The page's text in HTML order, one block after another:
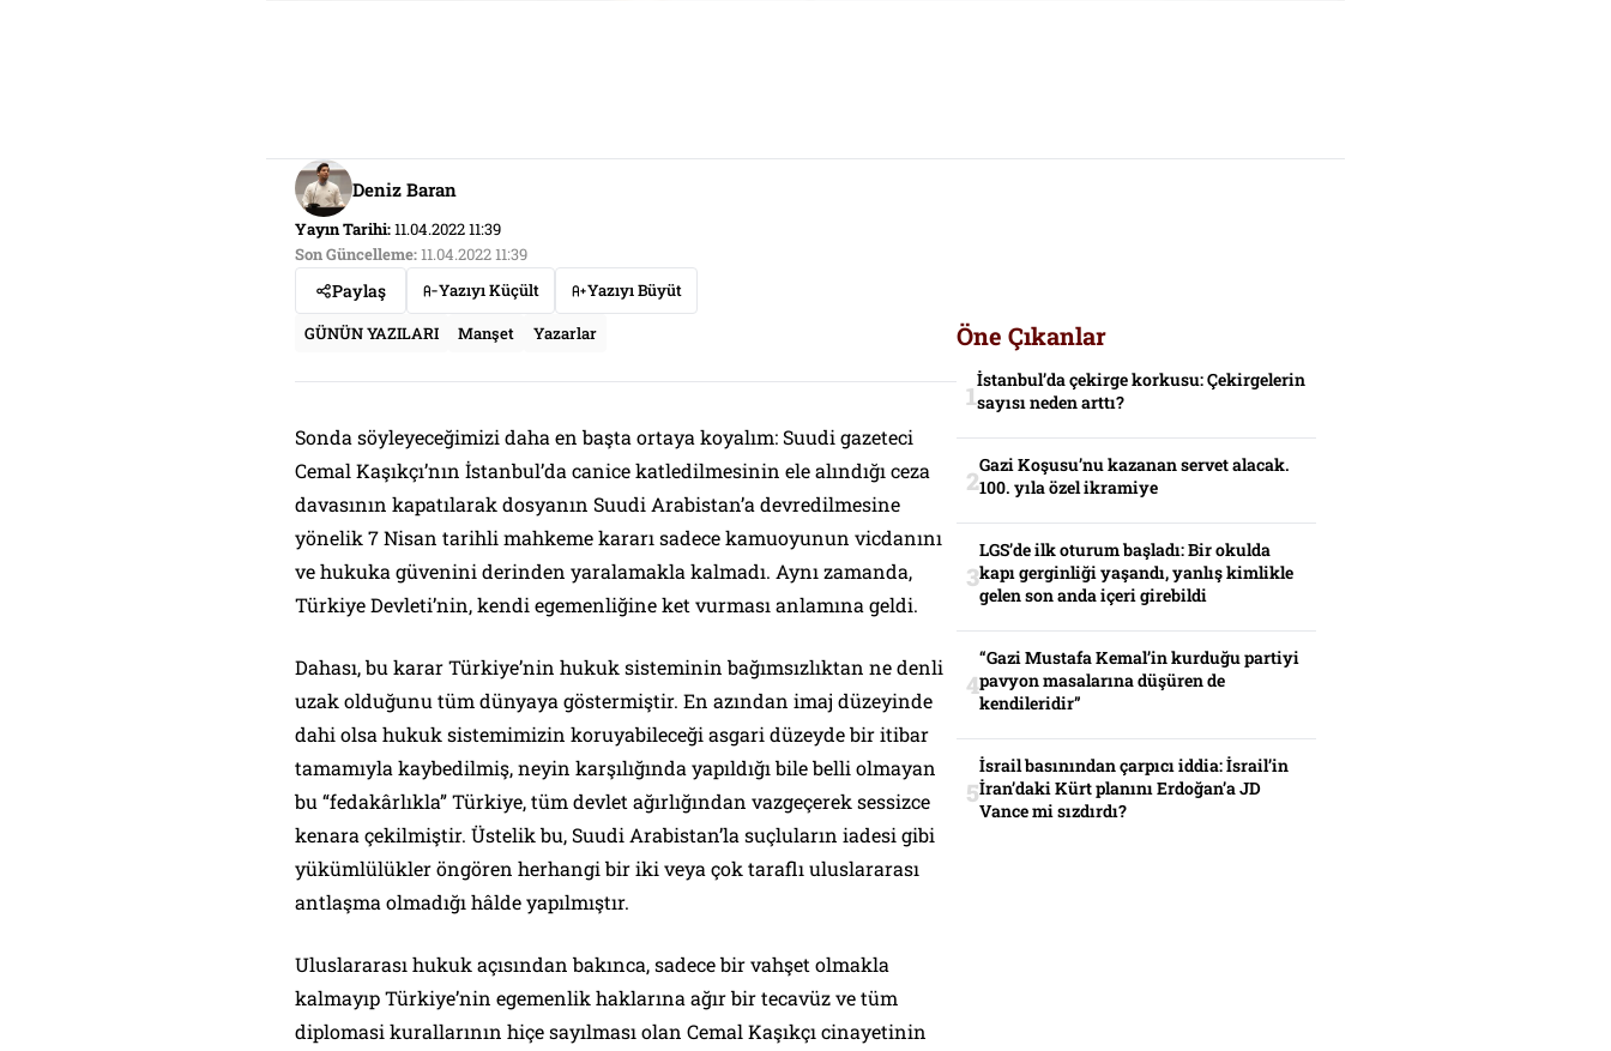
Deniz Baran
Yayın Tarihi:11.04.2022 11:39
Son Güncelleme: 11.04.2022 11:39
Paylaş Yazıyı Küçült
Yazıyı Büyüt
GÜNÜN YAZILARI
Manşet Yazarlar
Sonda söyleyeceğimizi daha en başta ortaya koyalım: Suudi gazeteci
Cemal Kaşıkçı’nın İstanbul’da canice katledilmesinin ele alındığı ceza
davasının kapatılarak dosyanın Suudi Arabistan’a devredilmesine
yönelik 7 Nisan tarihli mahkeme kararı sadece kamuoyunun vicdanını
ve hukuka güvenini derinden yaralamakla kalmadı. Aynı zamanda,
Türkiye Devleti’nin, kendi egemenliğine ket vurması anlamına geldi.
Dahası, bu karar Türkiye’nin hukuk sisteminin bağımsızlıktan ne denli
uzak olduğunu tüm dünyaya göstermiştir. En azından imaj düzeyinde
dahi olsa hukuk sistemimizin koruyabileceği asgari düzeyde bir itibar
tamamıyla kaybedilmiş, neyin karşılığında yapıldığı bile belli olmayan
bu “fedakârlıkla” Türkiye, tüm devlet ağırlığından vazgeçerek sessizce
kenara çekilmiştir. Üstelik bu, Suudi Arabistan’la suçluların iadesi gibi
yükümlülükler öngören herhangi bir iki veya çok taraflı uluslararası
antlaşma olmadığı hâlde yapılmıştır.
Uluslararası hukuk açısından bakınca, sadece bir vahşet olmakla
kalmayıp Türkiye’nin egemenlik haklarına ağır bir tecavüz ve tüm
diplomasi kurallarının hiçe sayılması olan Cemal Kaşıkçı cinayetinin
Öne Çıkanlar
İstanbul’da çekirge korkusu: Çekirgelerin
sayısı neden arttı?
Gazi Koşusu’nu kazanan servet alacak.
100. yıla özel ikramiye
LGS’de ilk oturum başladı: Bir okulda
kapı gerginliği yaşandı, yanlış kimlikle
gelen son anda içeri girebildi
“Gazi Mustafa Kemal’in kurduğu partiyi
pavyon masalarına düşüren de
kendileridir”
İsrail basınından çarpıcı iddia: İsrail’in
İran’daki Kürt planını Erdoğan’a JD
Vance mi sızdırdı?